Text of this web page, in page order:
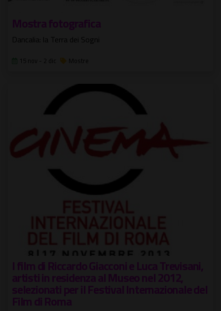
Mostra fotografica
Dancalia: la Terra dei Sogni
15 nov - 2 dic Mostre
I film di Riccardo Giacconi e Luca Trevisani,
artisti in residenza al Museo nel 2012,
selezionati per il Festival Internazionale del
Film di Roma